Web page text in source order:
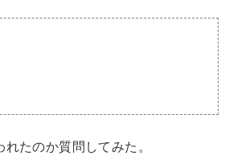
たのか質問してみた。